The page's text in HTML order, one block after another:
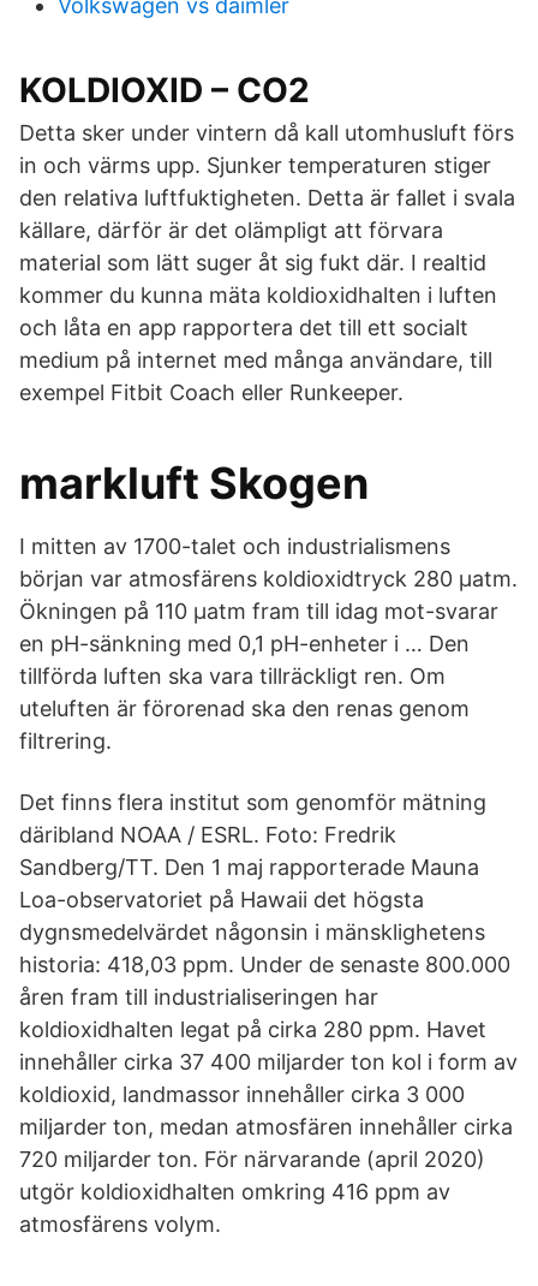
Volkswagen vs daimler
KOLDIOXID – CO2
Detta sker under vintern då kall utomhusluft förs
in och värms upp. Sjunker temperaturen stiger
den relativa luftfuktigheten. Detta är fallet i svala
källare, därför är det olämpligt att förvara
material som lätt suger åt sig fukt där. I realtid
kommer du kunna mäta koldioxidhalten i luften
och låta en app rapportera det till ett socialt
medium på internet med många användare, till
exempel Fitbit Coach eller Runkeeper.
markluft Skogen
I mitten av 1700-talet och industrialismens
början var atmosfärens koldioxidtryck 280 µatm.
Ökningen på 110 µatm fram till idag mot-svarar
en pH-sänkning med 0,1 pH-enheter i … Den
tillförda luften ska vara tillräckligt ren. Om
uteluften är förorenad ska den renas genom
filtrering.
Det finns flera institut som genomför mätning
däribland NOAA / ESRL. Foto: Fredrik
Sandberg/TT. Den 1 maj rapporterade Mauna
Loa-observatoriet på Hawaii det högsta
dygnsmedelvärdet någonsin i mänsklighetens
historia: 418,03 ppm. Under de senaste 800.000
åren fram till industrialiseringen har
koldioxidhalten legat på cirka 280 ppm. Havet
innehåller cirka 37 400 miljarder ton kol i form av
koldioxid, landmassor innehåller cirka 3 000
miljarder ton, medan atmosfären innehåller cirka
720 miljarder ton. För närvarande (april 2020)
utgör koldioxidhalten omkring 416 ppm av
atmosfärens volym.